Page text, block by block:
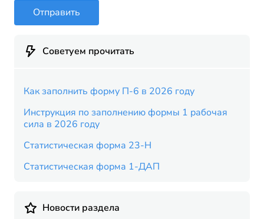
Отправить
Советуем прочитать
Как заполнить форму П-6 в 2026 году
Инструкция по заполнению формы 1 рабочая
сила в 2026 году
Статистическая форма 23-Н
Статистическая форма 1-ДАП
Новости раздела